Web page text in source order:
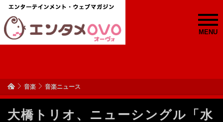
MENU
音楽 音楽ニュース
大橋トリオ、ニューシングル「水